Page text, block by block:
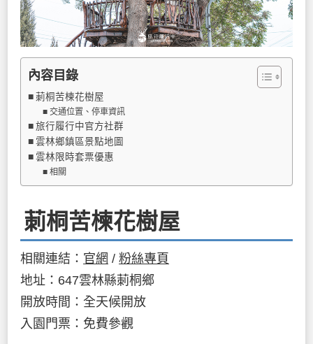
內容目錄
莿桐苦楝花樹屋
交通位置、停車資訊
旅行履行中官方社群
雲林鄉鎮區景點地圖
雲林限時套票優惠
相關
莿桐苦楝花樹屋
相關連結： 官網 / 粉絲專頁
地址：647雲林縣莿桐鄉
開放時間：全天候開放
入園門票：免費參觀